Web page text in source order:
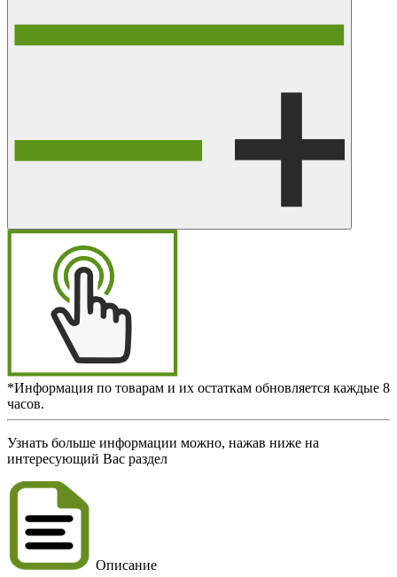
*Информация по товарам и их остаткам обновляется каждые 8
часов.
Узнать больше информации можно, нажав ниже на
интересующий Вас раздел
Описание